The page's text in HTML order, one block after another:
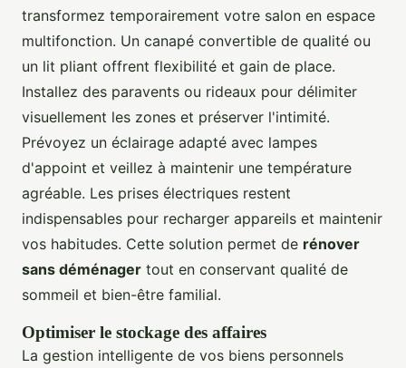
transformez temporairement votre salon en espace
multifonction. Un canapé convertible de qualité ou
un lit pliant offrent flexibilité et gain de place.
Installez des paravents ou rideaux pour délimiter
visuellement les zones et préserver l'intimité.
Prévoyez un éclairage adapté avec lampes
d'appoint et veillez à maintenir une température
agréable. Les prises électriques restent
indispensables pour recharger appareils et maintenir
vos habitudes. Cette solution permet de rénover
sans déménager tout en conservant qualité de
sommeil et bien-être familial.
Optimiser le stockage des affaires
La gestion intelligente de vos biens personnels